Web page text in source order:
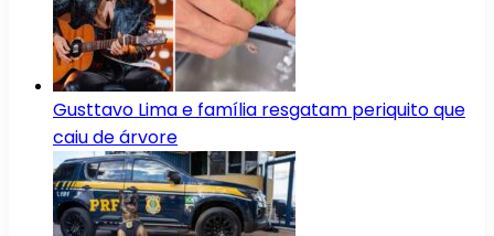
Gusttavo Lima e família resgatam periquito que
caiu de árvore